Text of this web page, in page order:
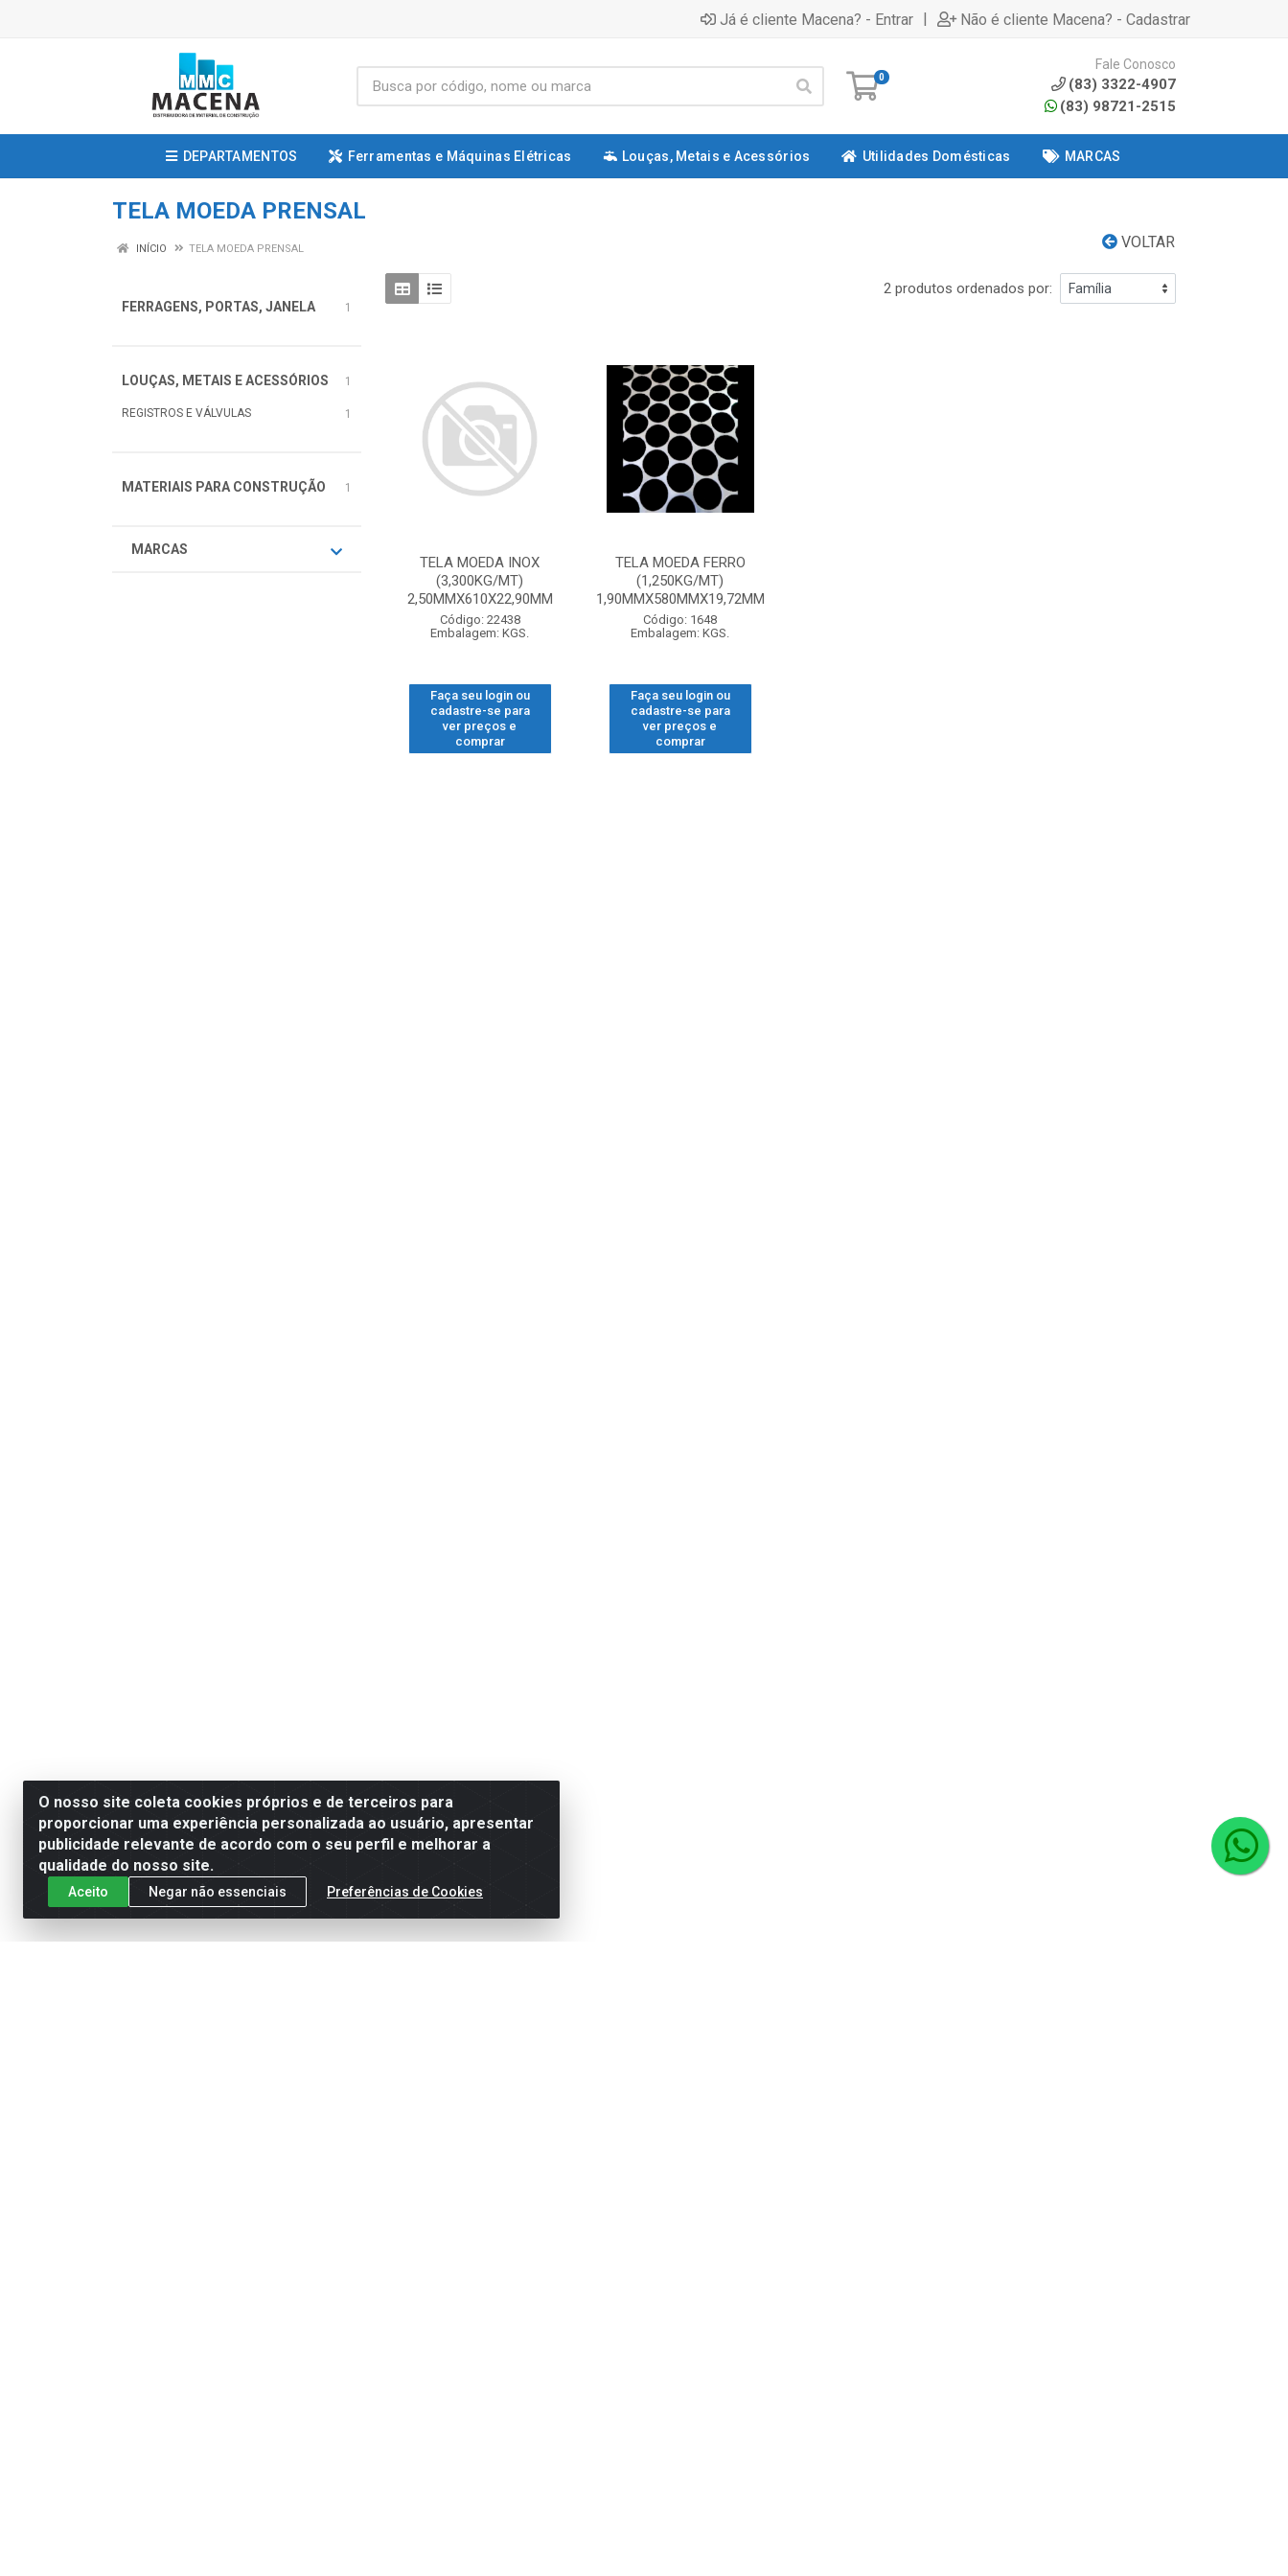
Já é cliente Macena? - Entrar | Não é cliente Macena? - Cadastrar
0
Fale Conosco
(83) 3322-4907
(83) 98721-2515
DEPARTAMENTOS Ferramentas e Máquinas Elétricas Louças, Metais e Acessórios Utilidades Domésticas MARCAS
TELA MOEDA PRENSAL
VOLTAR
INÍCIO TELA MOEDA PRENSAL
FERRAGENS, PORTAS, JANELA 1
LOUÇAS, METAIS E ACESSÓRIOS 1
REGISTROS E VÁLVULAS 1
MATERIAIS PARA CONSTRUÇÃO 1
MARCAS
2 produtos ordenados por:
TELA MOEDA INOX
(3,300KG/MT)
2,50MMX610X22,90MM
Código: 22438
Embalagem: KGS.
Faça seu login ou
cadastre-se para
ver preços e
comprar
TELA MOEDA FERRO
(1,250KG/MT)
1,90MMX580MMX19,72MM
Código: 1648
Embalagem: KGS.
Faça seu login ou
cadastre-se para
ver preços e
comprar
O nosso site coleta cookies próprios e de terceiros para
proporcionar uma experiência personalizada ao usuário, apresentar
publicidade relevante de acordo com o seu perfil e melhorar a
qualidade do nosso site.
Aceito Negar não essenciais Preferências de Cookies